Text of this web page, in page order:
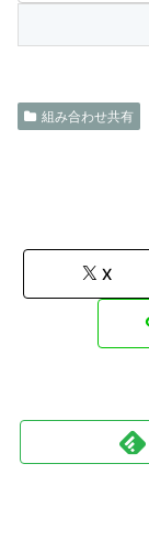
組み合わせ共有
X